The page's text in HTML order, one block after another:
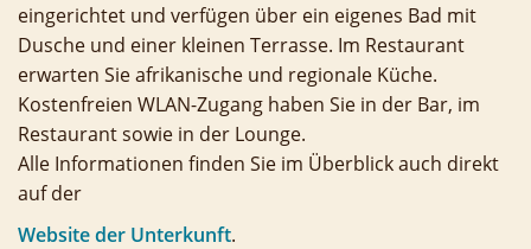
eingerichtet und verfügen über ein eigenes Bad mit
Dusche und einer kleinen Terrasse. Im Restaurant
erwarten Sie afrikanische und regionale Küche.
Kostenfreien WLAN-Zugang haben Sie in der Bar, im
Restaurant sowie in der Lounge.
Alle Informationen finden Sie im Überblick auch direkt
auf der
Website der Unterkunft.